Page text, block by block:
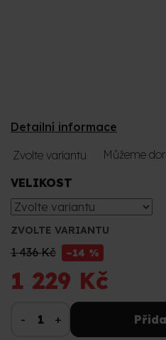
1 436 Kč –14 %
1 229 Kč
ZVOLTE VARIANTU
VELIKOST
Můžeme
Zvolte variantu
Detailní informace